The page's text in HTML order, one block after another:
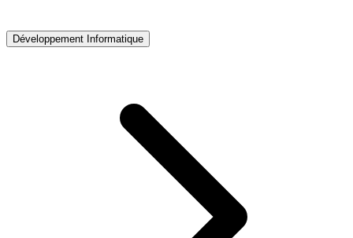
Développement Informatique